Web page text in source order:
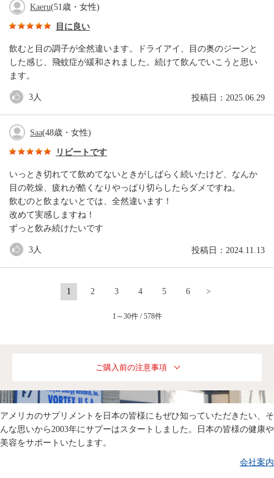
Kaeru(51歳・女性)
目に良い
飲むと目の調子が全然違います。ドライアイ、目の奥のジーンと
した感じ、飛蚊症が緩和されました。続けて飲んでいこうと思い
ます。
投稿日：2025.06.29
3人
Saa(48歳・女性)
リビートです
いっとき切れてて飲めてないときがしばらく続いたけど、なんか
目の乾燥、疲れが酷くなりやっぱり切らしたらダメですね。
飲むのと飲まないとでは、全然違います！
改めて実感しますね！
ずっと飲み続けたいです
投稿日：2024.11.13
3人
1 2 3 4 5 6 >
1～30件 / 578件
ご購入前の注意事項
アメリカのサプリメントを日本の皆様にもぜひ知っていただきたい、そ
んな思いから2003年にサプーはスタートしました。日本の皆様の健康や
美容をサポートいたします。
会社案内